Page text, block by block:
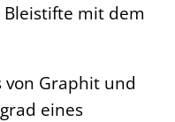
Bleistifte mit dem
von Graphit und
eines